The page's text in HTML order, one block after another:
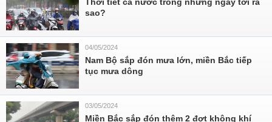
sao?
04/05/2024
Nam Bộ sắp đón mưa lớn, miền Bắc tiếp
tục mưa dông
03/05/2024
Miền Bắc sắp đón thêm 2 đợt không khí